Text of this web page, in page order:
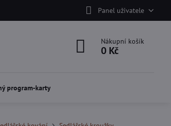
Panel uživatele
Nákupní košík
0 Kč
program-karty